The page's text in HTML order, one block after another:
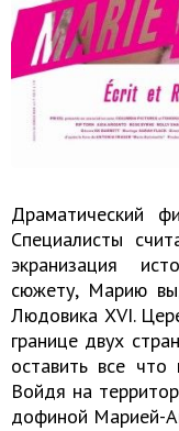
Драматический
Специалисты
экранизация
сюжету, Марию
Людовика XVI.
границе двух
оставить все
Войдя на
дофиной Марией-